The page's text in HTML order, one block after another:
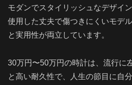
モダンでスタイリッシュなデザイ
使用した丈夫で傷つきにくいモデ
と実用性が両立しています。
30万円〜50万円の時計は、流行に
と高い耐久性で、人生の節目に自